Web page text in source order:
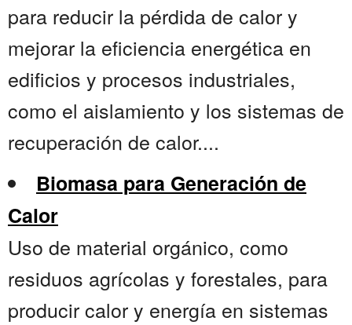
para reducir la pérdida de calor y
mejorar la eficiencia energética en
edificios y procesos industriales,
como el aislamiento y los sistemas de
recuperación de calor....
Biomasa para Generación de
Calor
Uso de material orgánico, como
residuos agrícolas y forestales, para
producir calor y energía en sistemas